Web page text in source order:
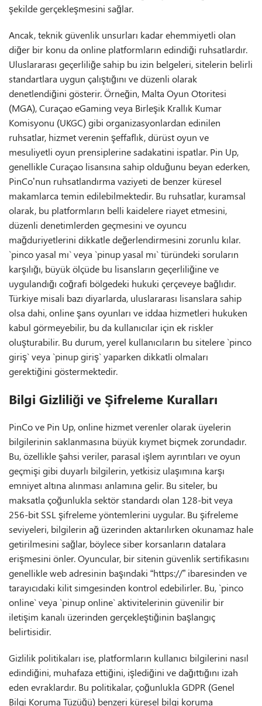
şekilde gerçekleşmesini sağlar.
Ancak, teknik güvenlik unsurları kadar ehemmiyetli olan
diğer bir konu da online platformların edindiği ruhsatlardır.
Uluslararası geçerliliğe sahip bu izin belgeleri, sitelerin belirli
standartlara uygun çalıştığını ve düzenli olarak
denetlendiğini gösterir. Örneğin, Malta Oyun Otoritesi
(MGA), Curaçao eGaming veya Birleşik Krallık Kumar
Komisyonu (UKGC) gibi organizasyonlardan edinilen
ruhsatlar, hizmet verenin şeffaflık, dürüst oyun ve
mesuliyetli oyun prensiplerine sadakatini ispatlar. Pin Up,
genellikle Curaçao lisansına sahip olduğunu beyan ederken,
PinCo’nun ruhsatlandırma vaziyeti de benzer küresel
makamlarca temin edilebilmektedir. Bu ruhsatlar, kuramsal
olarak, bu platformların belli kaidelere riayet etmesini,
düzenli denetimlerden geçmesini ve oyuncu
mağduriyetlerini dikkatle değerlendirmesini zorunlu kılar.
`pinco yasal mı` veya `pinup yasal mı` türündeki soruların
karşılığı, büyük ölçüde bu lisansların geçerliliğine ve
uygulandığı coğrafi bölgedeki hukuki çerçeveye bağlıdır.
Türkiye misali bazı diyarlarda, uluslararası lisanslara sahip
olsa dahi, online şans oyunları ve iddaa hizmetleri hukuken
kabul görmeyebilir, bu da kullanıcılar için ek riskler
oluşturabilir. Bu durum, yerel kullanıcıların bu sitelere `pinco
giriş` veya `pinup giriş` yaparken dikkatli olmaları
gerektiğini göstermektedir.
Bilgi Gizliliği ve Şifreleme Kuralları
PinCo ve Pin Up, online hizmet verenler olarak üyelerin
bilgilerinin saklanmasına büyük kıymet biçmek zorundadır.
Bu, özellikle şahsi veriler, parasal işlem ayrıntıları ve oyun
geçmişi gibi duyarlı bilgilerin, yetkisiz ulaşımına karşı
emniyet altına alınması anlamına gelir. Bu siteler, bu
maksatla çoğunlukla sektör standardı olan 128-bit veya
256-bit SSL şifreleme yöntemlerini uygular. Bu şifreleme
seviyeleri, bilgilerin ağ üzerinden aktarılırken okunamaz hale
getirilmesini sağlar, böylece siber korsanların datalara
erişmesini önler. Oyuncular, bir sitenin güvenlik sertifikasını
genellikle web adresinin başındaki “https://” ibaresinden ve
tarayıcıdaki kilit simgesinden kontrol edebilirler. Bu, `pinco
online` veya `pinup online` aktivitelerinin güvenilir bir
iletişim kanalı üzerinden gerçekleştiğinin başlangıç
belirtisidir.
Gizlilik politikaları ise, platformların kullanıcı bilgilerini nasıl
edindiğini, muhafaza ettiğini, işlediğini ve dağıttığını izah
eden evraklardır. Bu politikalar, çoğunlukla GDPR (Genel
Bilgi Koruma Tüzüğü) benzeri küresel bilgi koruma